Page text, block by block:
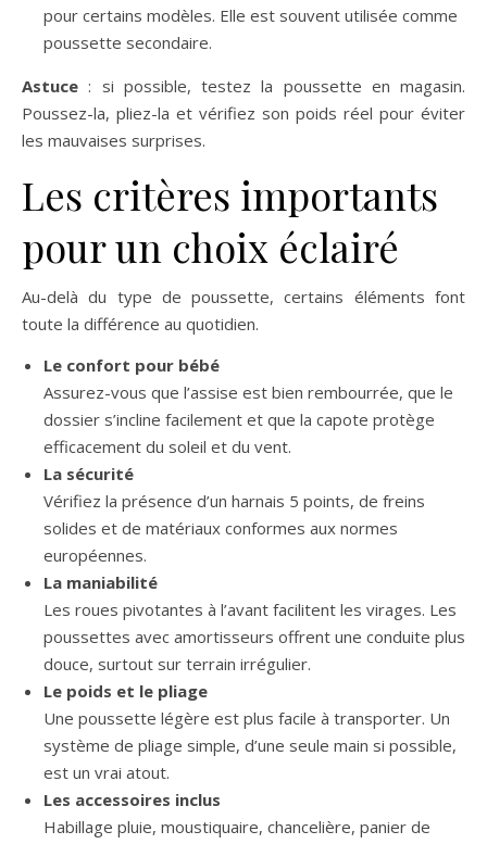
pour certains modèles. Elle est souvent utilisée comme
poussette secondaire.
Astuce : si possible, testez la poussette en magasin.
Poussez-la, pliez-la et vérifiez son poids réel pour éviter
les mauvaises surprises.
Les critères importants
pour un choix éclairé
Au-delà du type de poussette, certains éléments font
toute la différence au quotidien.
Le confort pour bébé
Assurez-vous que l’assise est bien rembourrée, que le
dossier s’incline facilement et que la capote protège
efficacement du soleil et du vent.
La sécurité
Vérifiez la présence d’un harnais 5 points, de freins
solides et de matériaux conformes aux normes
européennes.
La maniabilité
Les roues pivotantes à l’avant facilitent les virages. Les
poussettes avec amortisseurs offrent une conduite plus
douce, surtout sur terrain irrégulier.
Le poids et le pliage
Une poussette légère est plus facile à transporter. Un
système de pliage simple, d’une seule main si possible,
est un vrai atout.
Les accessoires inclus
Habillage pluie, moustiquaire, chancelière, panier de